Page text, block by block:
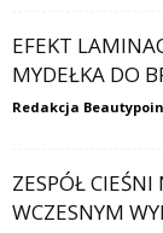
EFEKT
MYDEŁKA DO
Redakcja
ZESPÓŁ
WCZESNYM